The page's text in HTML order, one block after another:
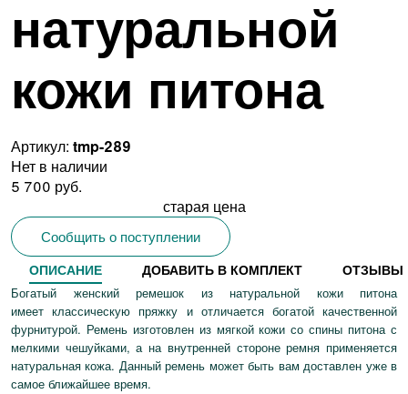
натуральной
кожи питона
Артикул: tmp-289
Нет в наличии
5 700 руб.
старая цена
Сообщить о поступлении
ОПИСАНИЕ ДОБАВИТЬ В КОМПЛЕКТ ОТЗЫВЫ
Богатый женский ремешок из натуральной кожи питона
имеет классическую пряжку и отличается богатой качественной
фурнитурой. Ремень изготовлен из мягкой кожи со спины питона с
мелкими чешуйками, а на внутренней стороне ремня применяется
натуральная кожа. Данный ремень может быть вам доставлен уже в
самое ближайшее время.